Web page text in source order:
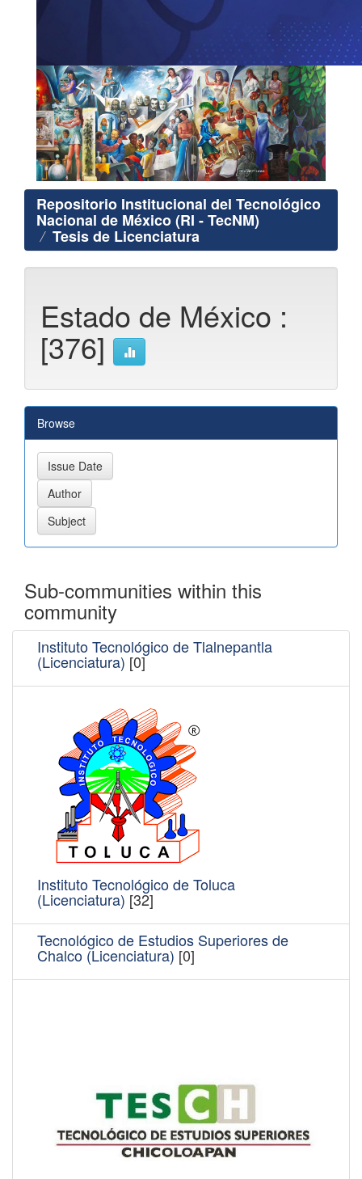
Repositorio Institucional del Tecnológico
Nacional de México (RI - TecNM)
Tesis de Licenciatura
Estado de México :
[376]
Browse
Sub-communities within this
community
Instituto Tecnológico de Tlalnepantla
(Licenciatura) [0]
Instituto Tecnológico de Toluca
(Licenciatura) [32]
Tecnológico de Estudios Superiores de
Chalco (Licenciatura) [0]